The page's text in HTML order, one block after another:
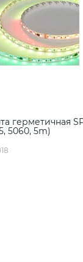
герметичная
5060, 5m)